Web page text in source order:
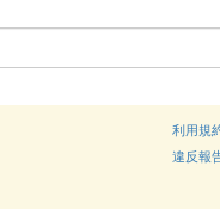
利用規
違反報